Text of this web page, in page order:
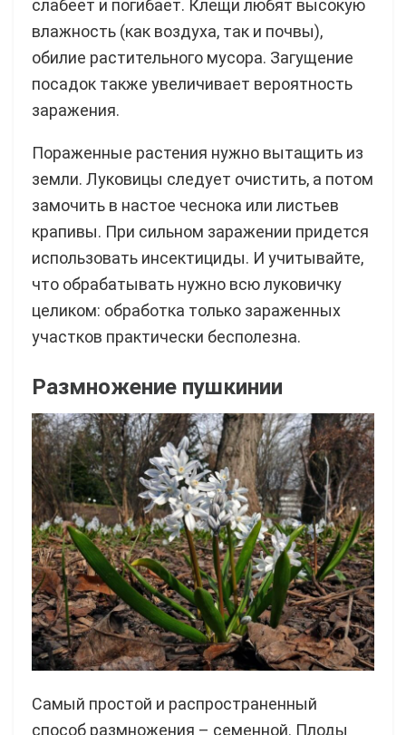
слабеет и погибает. Клещи любят высокую
влажность (как воздуха, так и почвы),
обилие растительного мусора. Загущение
посадок также увеличивает вероятность
заражения.
Пораженные растения нужно вытащить из
земли. Луковицы следует очистить, а потом
замочить в настое чеснока или листьев
крапивы. При сильном заражении придется
использовать инсектициды. И учитывайте,
что обрабатывать нужно всю луковичку
целиком: обработка только зараженных
участков практически бесполезна.
Размножение пушкинии
Самый простой и распространенный
способ размножения – семенной. Плоды